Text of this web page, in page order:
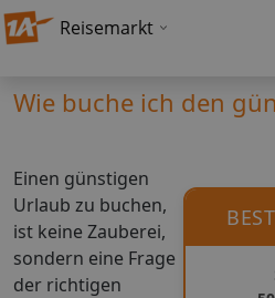
Reisemarkt
Wie buche ich den
Einen günstigen
Urlaub zu buchen,
ist keine Zauberei,
sondern eine Frage
der richtigen